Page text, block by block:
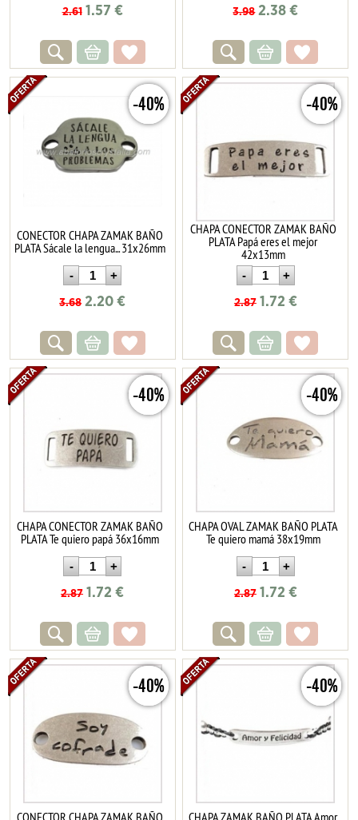
2.61 1.57 € 3.98 2.38 €
-40%
CONECTOR CHAPA ZAMAK BAÑO
PLATA Sácale la lengua... 31x26mm
3.68 2.20 €
-40%
CHAPA CONECTOR ZAMAK BAÑO
PLATA Papá eres el mejor
42x13mm
2.87 1.72 €
-40%
CHAPA CONECTOR ZAMAK BAÑO
PLATA Te quiero papá 36x16mm
2.87 1.72 €
-40%
CHAPA OVAL ZAMAK BAÑO PLATA
Te quiero mamá 38x19mm
2.87 1.72 €
-40%
CONECTOR CHAPA ZAMAK BAÑO
-40%
CHAPA ZAMAK BAÑO PLATA Amor